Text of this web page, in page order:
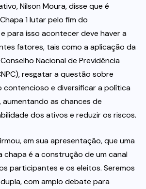
Nilson Moura, disse que é
1 lutar pelo fim do
para isso acontecer deve haver a
fatores, tais como a aplicação da
Nacional de Previdência
resgatar a questão sobre
contencioso e diversificar a política
as chances de
dos ativos e reduzir os riscos.
em sua apresentação, que uma
é a construção de um canal
participantes e os eleitos. Seremos
com amplo debate para